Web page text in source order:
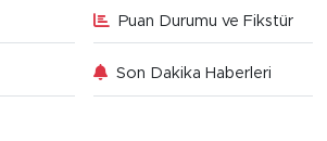
Puan Durumu ve Fikstür
Son Dakika Haberleri